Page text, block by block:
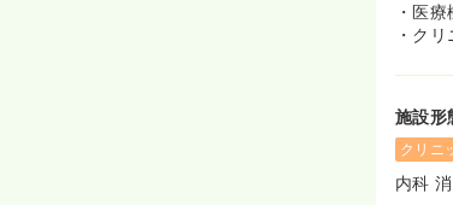
≪こ
す。
◆2.
◆3.
目
・医
・ク
施設形
クリニ
内科